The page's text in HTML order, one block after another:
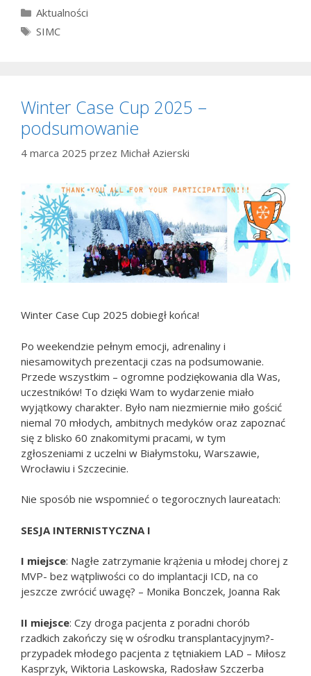
Kategorie
Aktualności
Tagi
SIMC
Winter Case Cup 2025 –
podsumowanie
4 marca 2025 przez Michał Azierski
Winter Case Cup 2025 dobiegł końca!
Po weekendzie pełnym emocji, adrenaliny i
niesamowitych prezentacji czas na podsumowanie.
Przede wszystkim – ogromne podziękowania dla Was,
uczestników! To dzięki Wam to wydarzenie miało
wyjątkowy charakter. Było nam niezmiernie miło gościć
niemal 70 młodych, ambitnych medyków oraz zapoznać
się z blisko 60 znakomitymi pracami, w tym
zgłoszeniami z uczelni w Białymstoku, Warszawie,
Wrocławiu i Szczecinie.
Nie sposób nie wspomnieć o tegorocznych laureatach:
SESJA INTERNISTYCZNA I
I miejsce: Nagłe zatrzymanie krążenia u młodej chorej z
MVP- bez wątpliwości co do implantacji ICD, na co
jeszcze zwrócić uwagę? – Monika Bonczek, Joanna Rak
II miejsce: Czy droga pacjenta z poradni chorób
rzadkich zakończy się w ośrodku transplantacyjnym?-
przypadek młodego pacjenta z tętniakiem LAD – Miłosz
Kasprzyk, Wiktoria Laskowska, Radosław Szczerba